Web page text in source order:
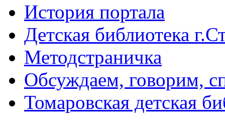
История портала
Детская библиотека
Методстраничка
Обсуждаем, говорим,
Томаровская детская